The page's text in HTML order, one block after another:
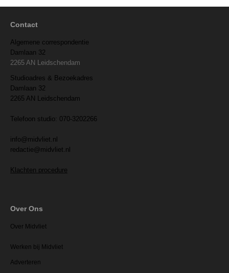
Contact
Algemene correspondentie
Damlaan 32
2265 AN Leidschendam
Studioadres & Bezoekadres
Damlaan 32
2265 AN Leidschendam
Telefoon studio: 070-3202266
info@midvliet.nl
redactie@midvliet.nl
Klachten procedure
Over Ons
Over Midvliet
Werken bij Midvliet
Adverteren